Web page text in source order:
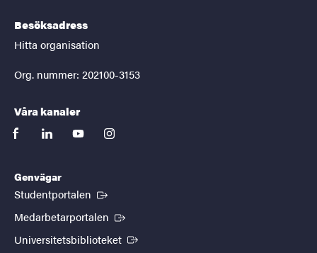
Besöksadress
Hitta organisation
Org. nummer: 202100-3153
Våra kanaler
facebooklinkedinyoutubeinstagram
Genvägar
Studentportalen (Extern länk)
Medarbetarportalen (Extern länk)
Universitetsbiblioteket (Extern länk)